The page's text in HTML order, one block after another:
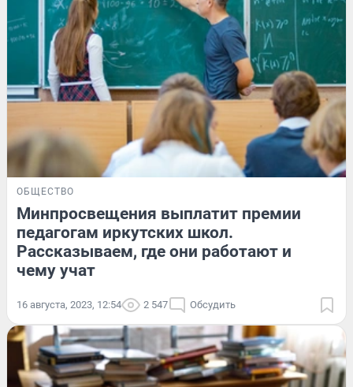
ОБЩЕСТВО
Минпросвещения выплатит премии
педагогам иркутских школ.
Рассказываем, где они работают и
чему учат
16 августа, 2023, 12:54 2 547 Обсудить